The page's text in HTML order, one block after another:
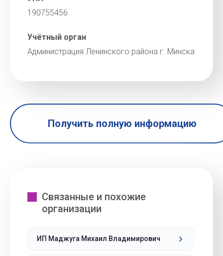
190755456
Учётный орган
Администрация Ленинского района г. Минска
Получить полную информацию
Связанные и похожие
организации
ИП Маджуга Михаил Владимирович